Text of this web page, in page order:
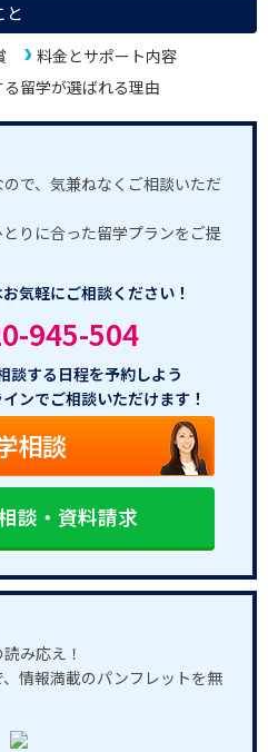
と
料金とサポート内容
る留学が選ばれる理由
で、気兼ねなくご相談いただ
りに合った留学プランをご提
気軽にご相談ください！
945-504
する日程を予約しよう
ンでご相談いただけます！
相談
談・資料請求
み応え！
情報満載のパンフレットを無